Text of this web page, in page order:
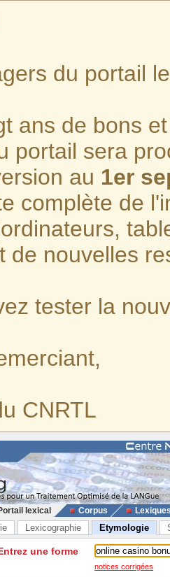
du portail
ans de bons
portail sera
au 1er
complète de
de nouvelles
tester la
CNRTL
lexical Corpus
Lexicographie Etymologie
une forme
notices corrigées